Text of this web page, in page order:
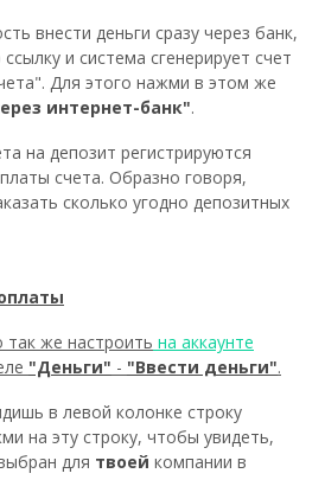
внести деньги сразу через банк,
и система сгенерирует счет
Для этого нажми в этом же
интернет-банк".
на депозит регистрируются
счета. Образно говоря,
сколько угодно депозитных
же настроить на аккаунте
"Деньги" - "Ввести деньги".
в левой колонке строку
на эту строку, чтобы увидеть,
для твоей компании в